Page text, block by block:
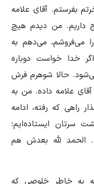
بفرستم. آقای علامه
داریم. من دیدم هیچ
می‌فروشم، می‌دهم به
اگر خدا خواست دوباره
حالا شوهرم فرش
علامه داده. من به
راهی كه رفته، ادامه
سرتان ایستاده‌ایم؛
الحمد لله بعدش هم
به خاطر خلوصی که